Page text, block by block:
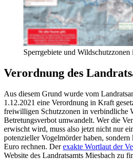
Sperrgebiete und
Verordnung des
Aus diesem Grund wurde vom
1.12.2021 eine Verordnung in Kraft
freiwilligen Schutzzonen in verbindliche
Betretungsverbot umwandelt. Wer die
erwischt wird, muss also jetzt nicht nur
potenzieller Vogelmörder haben,
Euro rechnen. Derexakte Wortlaut der
Website des Landratsamts Miesbach zu